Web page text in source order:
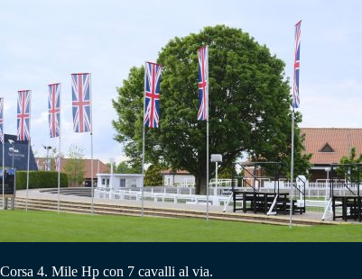
Corsa 4. Mile Hp con 7 cavalli al via.